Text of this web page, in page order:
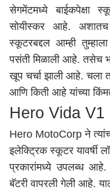
सेगमेंटमध्ये बाईकपेक्षा
सोयीस्कर आहे. अशातच
स्कूटरबद्दल आम्ही
पसंती मिळाली आहे. तसेच
खूप चर्चा झाली आहे. चला
आणि किती आहे यांच्या
Hero Vida V1
Hero MotoCorp ने
इलेक्ट्रिक स्कूटर यावर्षी
प्रकारांमध्ये उपलब्ध आहे.
बॅटरी वापरली गेली आहे.